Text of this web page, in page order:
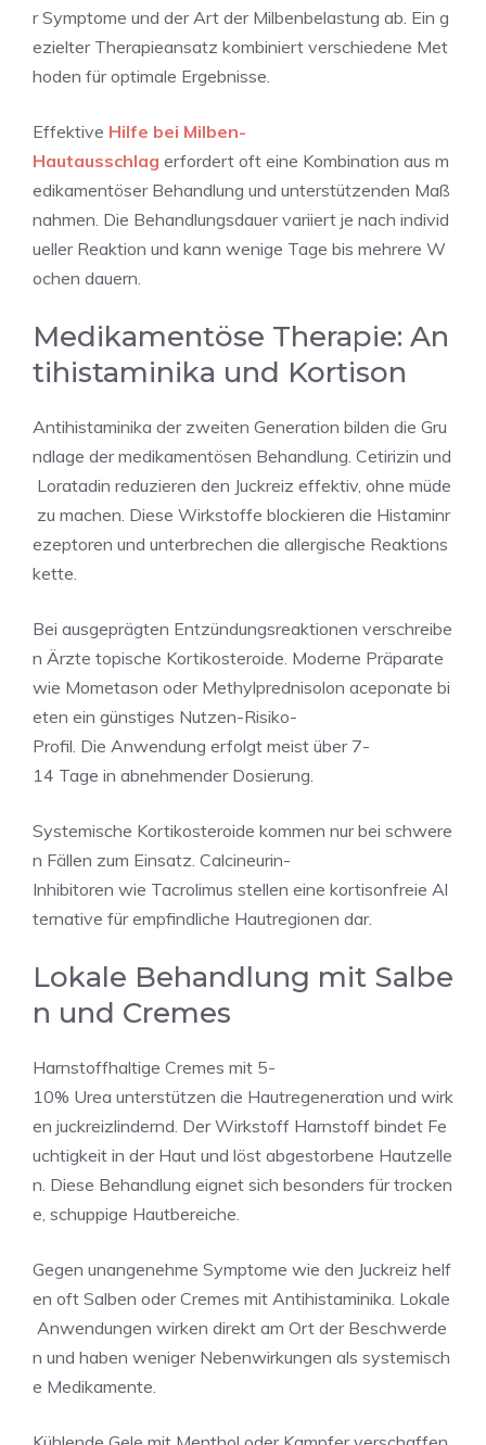
r Symptome und der Art der Milbenbelastung ab. Ein g
ezielter Therapieansatz kombiniert verschiedene Met
hoden für optimale Ergebnisse.
Effektive Hilfe bei Milben-
Hautausschlag erfordert oft eine Kombination aus m
edikamentöser Behandlung und unterstützenden Maß
nahmen. Die Behandlungsdauer variiert je nach individ
ueller Reaktion und kann wenige Tage bis mehrere W
ochen dauern.
Medikamentöse Therapie: An
tihistaminika und Kortison
Antihistaminika der zweiten Generation bilden die Gru
ndlage der medikamentösen Behandlung. Cetirizin und
Loratadin reduzieren den Juckreiz effektiv, ohne müde
zu machen. Diese Wirkstoffe blockieren die Histaminr
ezeptoren und unterbrechen die allergische Reaktions
kette.
Bei ausgeprägten Entzündungsreaktionen verschreibe
n Ärzte topische Kortikosteroide. Moderne Präparate
wie Mometason oder Methylprednisolon aceponate bi
eten ein günstiges Nutzen-Risiko-
Profil. Die Anwendung erfolgt meist über 7-
14 Tage in abnehmender Dosierung.
Systemische Kortikosteroide kommen nur bei schwere
n Fällen zum Einsatz. Calcineurin-
Inhibitoren wie Tacrolimus stellen eine kortisonfreie Al
ternative für empfindliche Hautregionen dar.
Lokale Behandlung mit Salbe
n und Cremes
Harnstoffhaltige Cremes mit 5-
10% Urea unterstützen die Hautregeneration und wirk
en juckreizlindernd. Der Wirkstoff Harnstoff bindet Fe
uchtigkeit in der Haut und löst abgestorbene Hautzelle
n. Diese Behandlung eignet sich besonders für trocken
e, schuppige Hautbereiche.
Gegen unangenehme Symptome wie den Juckreiz helf
en oft Salben oder Cremes mit Antihistaminika. Lokale
Anwendungen wirken direkt am Ort der Beschwerde
n und haben weniger Nebenwirkungen als systemisch
e Medikamente.